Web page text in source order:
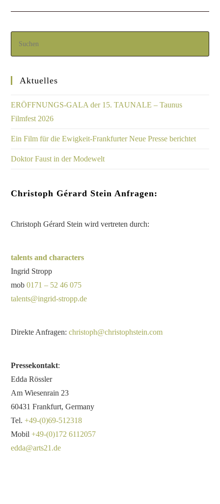
Aktuelles
ERÖFFNUNGS-GALA der 15. TAUNALE – Taunus
Filmfest 2026
Ein Film für die Ewigkeit-Frankfurter Neue Presse berichtet
Doktor Faust in der Modewelt
Christoph Gérard Stein Anfragen:
Christoph Gérard Stein wird vertreten durch:
talents and characters
Ingrid Stropp
mob0171 – 52 46 075
talents@ingrid-stropp.de
Direkte Anfragen:christoph@christophstein.com
Pressekontakt:
Edda Rössler
Am Wiesenrain 23
60431 Frankfurt, Germany
Tel.+49-(0)69-512318
Mobil+49-(0)172 6112057
edda@arts21.de